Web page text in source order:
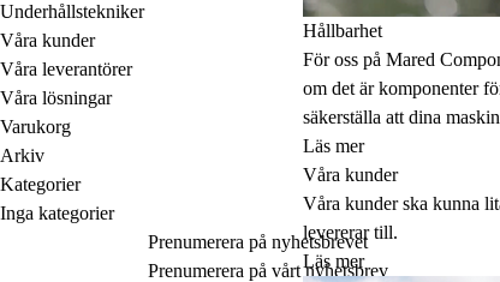
Hållbarhet
För oss på Mared
om det är komponenter
säkerställa att dina
Läs mer
Våra kunder
Våra kunder ska kunna
levererar till.
Läs mer
Underhållstekniker
Våra kunder
Våra leverantörer
Våra lösningar
Varukorg
Arkiv
Kategorier
Inga kategorier
Prenumerera på nyhetsbrevet
Prenumerera på vårt nyhetsbrev